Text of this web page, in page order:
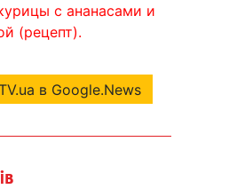
с ананасами и
(рецепт).
в Google.News